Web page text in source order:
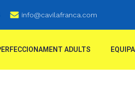
info@cavilafranca.com
ADULTS